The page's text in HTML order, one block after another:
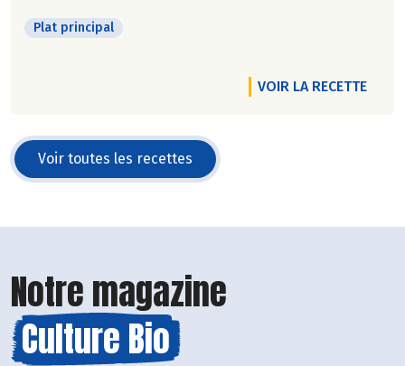
Plat principal
VOIR LA RECETTE
Voir toutes les recettes
Notre magazine
Culture Bio